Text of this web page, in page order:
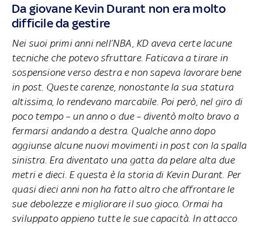
Da giovane Kevin Durant non era molto
difficile da gestire
Nei suoi primi anni nell’NBA, KD aveva certe lacune
tecniche che potevo sfruttare. Faticava a tirare in
sospensione verso destra e non sapeva lavorare bene
in post. Queste carenze, nonostante la sua statura
altissima, lo rendevano marcabile. Poi però, nel giro di
poco tempo – un anno o due – diventò molto bravo a
fermarsi andando a destra. Qualche anno dopo
aggiunse alcune nuovi movimenti in post con la spalla
sinistra. Era diventato una gatta da pelare alta due
metri e dieci. E questa è la storia di Kevin Durant. Per
quasi dieci anni non ha fatto altro che affrontare le
sue debolezze e migliorare il suo gioco. Ormai ha
sviluppato appieno tutte le sue capacità. In attacco